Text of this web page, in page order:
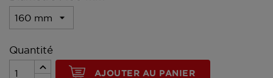
Quantité
AJOUTER AU PANIER